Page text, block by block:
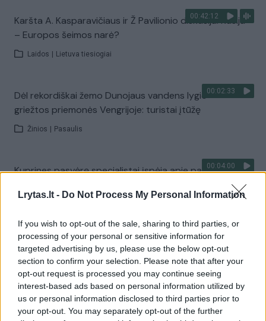
Lrytas.lt - Do Not Process My Personal Information
If you wish to opt-out of the sale, sharing to third parties, or
processing of your personal or sensitive information for
targeted advertising by us, please use the below opt-out
section to confirm your selection. Please note that after your
opt-out request is processed you may continue seeing
interest-based ads based on personal information utilized by
us or personal information disclosed to third parties prior to
your opt-out. You may separately opt-out of the further
00:42:12
Karšta A. Kasparavičiaus ir Ž Pavilionio diskusija: Rusija
– Europos šeimos narė?
Laidos Lietuva tiesiogiai
00:02:33
Dėl rekordiškai žemo Dunojaus vandens lygio –
griežtos priemonės Vengrijoje: turistai įtūžę
Žinios Pasaulis
00:04:00
Kuprines pasvėrę specialistai įspėja apie pavojingą
Visi įrašai
Žiūrimiausi įrašai